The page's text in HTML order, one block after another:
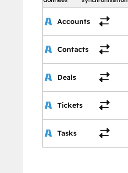
Accounts
Contacts
Deals
Tickets
Tasks